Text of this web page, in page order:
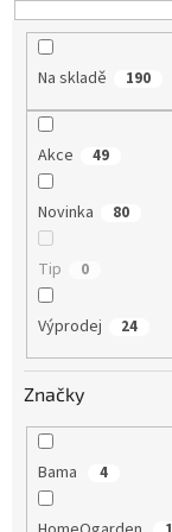
Na skladě 190
Akce 49
Novinka 80
Tip 0
Výprodej 24
Značky
Bama 4